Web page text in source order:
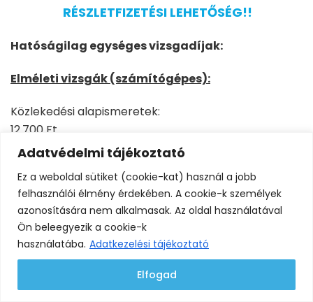
Adatvédelmi tájékoztató
Ez a weboldal sütiket (cookie-kat) használ a jobb
felhasználói élmény érdekében. A cookie-k személyek
azonosítására nem alkalmasak. Az oldal használatával
Ön beleegyezik a cookie-k
használatába. Adatkezelési tájékoztató
Elfogad
RÉSZLETFIZETÉSI LEHETŐSÉG!!
Hatóságilag egységes vizsgadíjak:
Elméleti vizsgák (számítógépes):
Közlekedési alapismeretek:
12.700 Ft
Szerkezeti és üzemeltetési ismeretek:
12.700 Ft
Munkavédelem, tűzvédelem, szállítás:
12.700 Ft
A vizsga teljesítéséhez egy-egy 25 kérdésből álló
számítógépes tesztet kell sikeresen megoldani. A